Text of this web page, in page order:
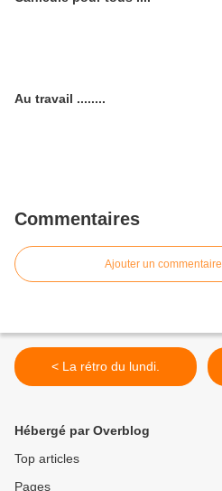
Au travail ........
Commentaires
Ajouter un commentaire
< La rétro du lundi.
Hébergé par Overblog
Top articles
Pages